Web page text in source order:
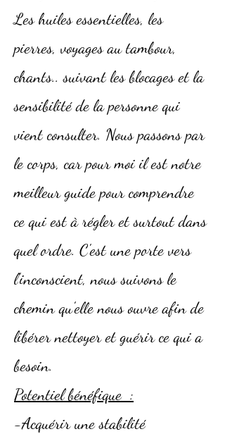
Les huiles essentielles, les
pierres, voyages au tambour,
chants.. suivant les blocages et la
sensibilité de la personne qui
vient consulter. Nous passons par
le corps, car pour moi il est notre
meilleur guide pour comprendre
ce qui est à régler et surtout dans
quel ordre. C'est une porte vers
l'inconscient, nous suivons le
chemin qu'elle nous ouvre afin de
libérer nettoyer et guérir ce qui a
besoin.
Potentiel bénéfique :
-Acquérir une stabilité